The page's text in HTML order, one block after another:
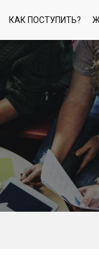
КАК ПОСТУПИТЬ?